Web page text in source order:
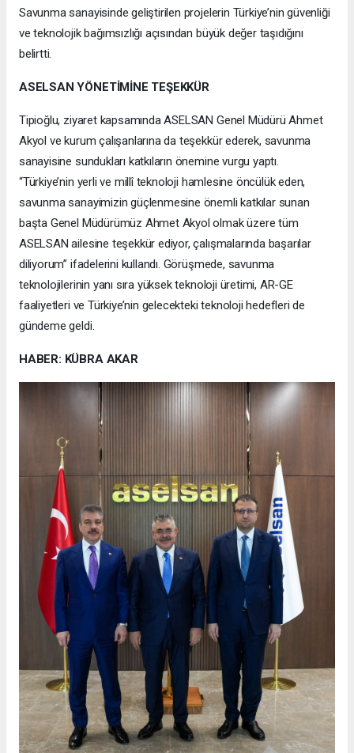
Savunma sanayisinde geliştirilen projelerin Türkiye’nin güvenliği
ve teknolojik bağımsızlığı açısından büyük değer taşıdığını
belirtti.
ASELSAN YÖNETİMİNE TEŞEKKÜR
Tipioğlu, ziyaret kapsamında ASELSAN Genel Müdürü Ahmet
Akyol ve kurum çalışanlarına da teşekkür ederek, savunma
sanayisine sundukları katkıların önemine vurgu yaptı.
“Türkiye’nin yerli ve millî teknoloji hamlesine öncülük eden,
savunma sanayimizin güçlenmesine önemli katkılar sunan
başta Genel Müdürümüz Ahmet Akyol olmak üzere tüm
ASELSAN ailesine teşekkür ediyor, çalışmalarında başarılar
diliyorum” ifadelerini kullandı. Görüşmede, savunma
teknolojilerinin yanı sıra yüksek teknoloji üretimi, AR-GE
faaliyetleri ve Türkiye’nin gelecekteki teknoloji hedefleri de
gündeme geldi.
HABER: KÜBRA AKAR